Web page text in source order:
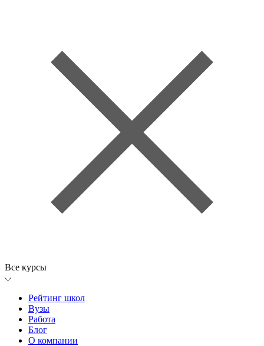
Все курсы
Рейтинг школ
Вузы
Работа
Блог
О компании